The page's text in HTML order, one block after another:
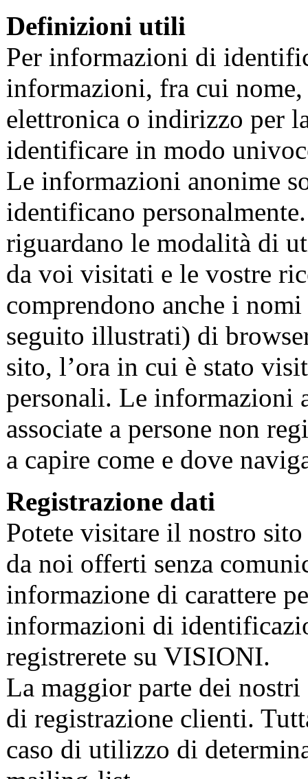
Definizioni utili
Per informazioni di
informazioni, fra cui
elettronica o indirizzo per
identificare in modo
Le informazioni anonime
identificano
riguardano le modalità di
da voi visitati e le vostre
comprendono anche i
seguito illustrati) di
sito, l’ora in cui è stato
personali. Le informazioni
associate a persone non
a capire come e dove
Registrazione dati
Potete visitare il nostro
da noi offerti senza
informazione di carattere
informazioni di
registrerete su VISIONI.
La maggior parte dei
di registrazione clienti.
caso di utilizzo di